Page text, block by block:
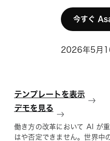
今すぐ
2026年5月
テンプレートを表示
デモを見る
働き方の改革において AI が
はや否定できません。世界中